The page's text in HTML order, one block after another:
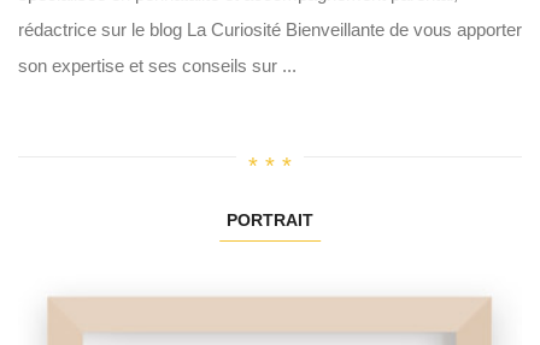
rédactrice sur le blog La Curiosité Bienveillante de vous apporter
son expertise et ses conseils sur ...
PORTRAIT